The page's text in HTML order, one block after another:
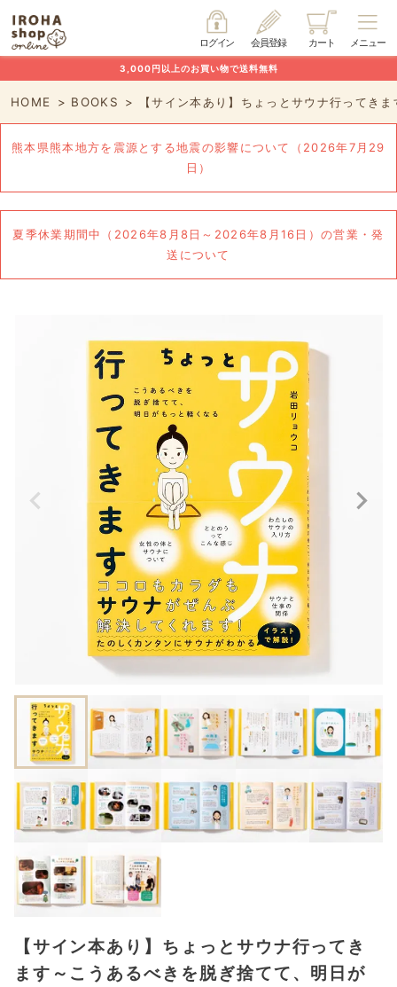
メニュー
カート
会員登録
ログイン
3,000円以上のお買い物で送料無料
HOME BOOKS 【サイン本あり】ちょっとサウナ行ってき
熊本県熊本地方を震源とする地震の影響について（2026年7月29
日）
夏季休業期間中（2026年8月8日～2026年8月16日）の営業・発
送について
【サイン本あり】ちょっとサウナ行ってき
ます～こうあるべきを脱ぎ捨てて、明日が